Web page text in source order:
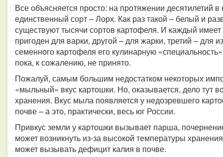
Все объясняется просто: на протяжении десятилетий
единственный сорт – Лорх. Как раз такой – белый и
существуют тысячи сортов картофеля. И каждый
пригоден для варки, другой – для жарки, третий – для
семенного картофеля его кулинарную
пока, к сожалению, не принято.
Пожалуй, самым большим недостатком некоторых
«мыльный» вкус картошки. Но, оказывается, дело тут
хранения. Вкус мыла появляется у недозревшего
почве – а это, практически, весь юг России.
Привкус земли у картошки вызывает парша,
может возникнуть из-за высокой температуры
может вызывать дефицит калия в почве.